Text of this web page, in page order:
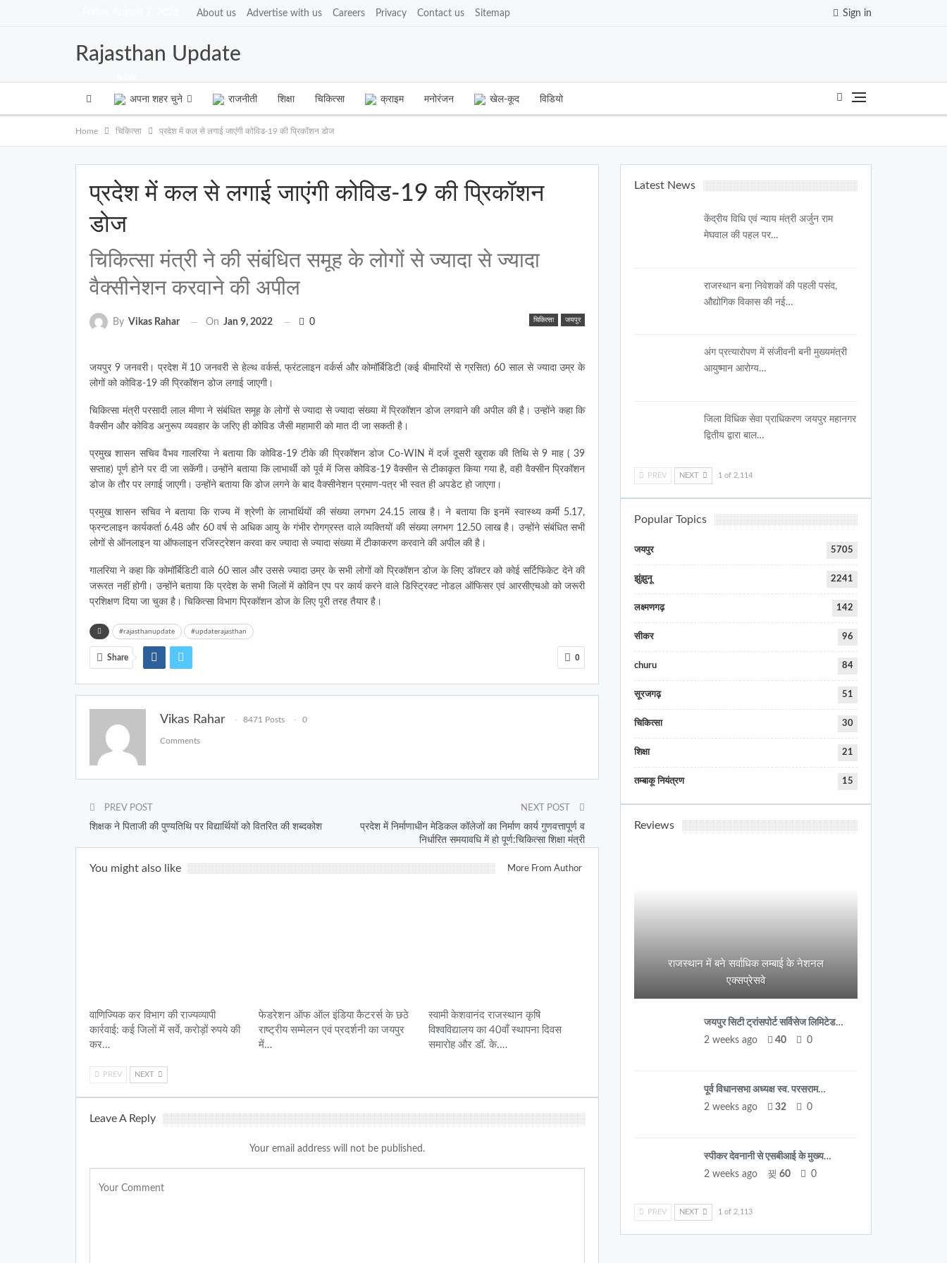
Sign in
About us Advertise with us Careers Privacy Contact us Sitemap
Rajasthan Update
अपना शहर चुने राजनीती शिक्षा चिकित्सा क्राइम मनोरंजन खेल-कूद विडियो
Home चिकित्सा प्रदेश में कल से लगाई जाएंगी कोविड-19 की प्रिकॉशन डोज
प्रदेश में कल से लगाई जाएंगी कोविड-19 की प्रिकॉशन
डोज
चिकित्सा मंत्री ने की संबंधित समूह के लोगों से ज्यादा से ज्यादा
वैक्सीनेशन करवाने की अपील
चिकित्सा जयपुर
By Vikas Rahar On Jan 9, 2022 0
जयपुर 9 जनवरी। प्रदेश में 10 जनवरी से हेल्थ वर्कर्स, फ्रंटलाइन वर्कर्स और कोमॉर्बिडिटी (कई बीमारियों से ग्रसित) 60 साल से ज्यादा उम्र के
लोगों को कोविड-19 की प्रिकॉशन डोज लगाई जाएगी।
चिकित्सा मंत्री परसादी लाल मीणा ने संबंधित समूह के लोगों से ज्यादा से ज्यादा संख्या में प्रिकॉशन डोज लगवाने की अपील की है। उन्होंने कहा कि
वैक्सीन और कोविड अनुरूप व्यवहार के जरिए ही कोविड जैसी महामारी को मात दी जा सकती है।
प्रमुख शासन सचिव वैभव गालरिया ने बताया कि कोविड-19 टीके की प्रिकॉशन डोज Co-WIN में दर्ज दूसरी खुराक की तिथि से 9 माह ( 39
सप्ताह) पूर्ण होने पर दी जा सकेंगी। उन्होंने बताया कि लाभार्थी को पूर्व में जिस कोविड-19 वैक्सीन से टीकाकृत किया गया है, वही वैक्सीन प्रिकॉशन
डोज के तौर पर लगाई जाएगी। उन्होंने बताया कि डोज लगने के बाद वैक्सीनेशन प्रमाण-पत्र भी स्वत ही अपडेट हो जाएगा।
प्रमुख शासन सचिव ने बताया कि राज्य में श्रेणी के लाभार्थियों की संख्या लगभग 24.15 लाख है। ने बताया कि इनमें स्वास्थ्य कर्मी 5.17,
फ्रन्टलाइन कार्यकर्ता 6.48 और 60 वर्ष से अधिक आयु के गंभीर रोगग्रस्त वाले व्यक्तियों की संख्या लगभग 12.50 लाख है। उन्होंने संबंधित सभी
लोगों से ऑनलाइन या ऑफलाइन रजिस्ट्रेशन करवा कर ज्यादा से ज्यादा संख्या में टीकाकरण करवाने की अपील की है।
गालरिया ने कहा कि कोमॉर्बिडिटी वाले 60 साल और उससे ज्यादा उम्र के सभी लोगों को प्रिकॉशन डोज के लिए डॉक्टर को कोई सर्टिफिकेट देने की
जरूरत नहीं होगी। उन्होंने बताया कि प्रदेश के सभी जिलों में कोविन एप पर कार्य करने वाले डिस्ट्रिक्ट नोडल ऑफिसर एवं आरसीएचओ को जरूरी
प्रशिक्षण दिया जा चुका है। चिकित्सा विभाग प्रिकॉशन डोज के लिए पूरी तरह तैयार है।
#rajasthanupdate #updaterajasthan
0
Share
Vikas Rahar 8471 Posts 0
Comments
PREV POST
शिक्षक ने पिताजी की पुण्यतिथि पर विद्यार्थियों को वितरित की शब्दकोश
NEXT POST
प्रदेश में निर्माणाधीन मेडिकल कॉलेजों का निर्माण कार्य गुणवत्तापूर्ण व
निर्धारित समयावधि में हो पूर्ण:चिकित्सा शिक्षा मंत्री
You might also like More From Author
वाणिज्यिक कर विभाग की राज्यव्यापी
कार्रवाई: कई जिलों में सर्वे, करोड़ों रुपये की
कर…
फेडरेशन ऑफ ऑल इंडिया कैटरर्स के छठे
राष्ट्रीय सम्मेलन एवं प्रदर्शनी का जयपुर
में…
स्वामी केशवानंद राजस्थान कृषि
विश्वविद्यालय का 40वाँ स्थापना दिवस
समारोह और डॉ. के.…
PREV NEXT
Leave A Reply
Your email address will not be published.
Latest News
केंद्रीय विधि एवं न्याय मंत्री अर्जुन राम
मेघवाल की पहल पर…
राजस्थान बना निवेशकों की पहली पसंद,
औद्योगिक विकास की नई…
अंग प्रत्यारोपण में संजीवनी बनी मुख्यमंत्री
आयुष्मान आरोग्य…
जिला विधिक सेवा प्राधिकरण जयपुर महानगर
द्वितीय द्वारा बाल…
PREV NEXT 1 of 2,114
Popular Topics
जयपुर 5705
झुंझुनू 2241
लक्ष्मणगढ़ 142
सीकर 96
churu 84
सूरजगढ़ 51
चिकित्सा 30
शिक्षा 21
तम्बाकू नियंत्रण 15
Reviews
राजस्थान में बने सर्वाधिक लम्बाई के नेशनल
एक्सप्रेसवे
जयपुर सिटी ट्रांसपोर्ट सर्विसेज लिमिटेड…
2 weeks ago
40 0
पूर्व विधानसभा अध्यक्ष स्व. परसराम…
2 weeks ago
32 0
स्पीकर देवनानी से एसबीआई के मुख्य…
2 weeks ago
60 0
PREV NEXT 1 of 2,113